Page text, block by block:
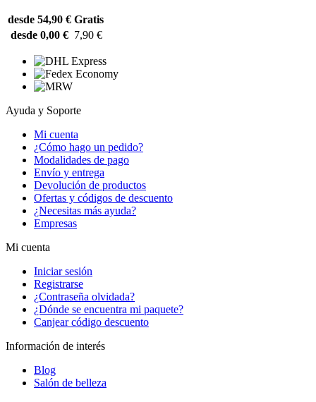
desde 54,90 € Gratis
desde 0,00 € 7,90 €
Ayuda y Soporte
Mi cuenta
¿Cómo hago un pedido?
Modalidades de pago
Envío y entrega
Devolución de productos
Ofertas y códigos de descuento
¿Necesitas más ayuda?
Empresas
Mi cuenta
Iniciar sesión
Registrarse
¿Contraseña olvidada?
¿Dónde se encuentra mi paquete?
Canjear código descuento
Información de interés
Blog
Salón de belleza